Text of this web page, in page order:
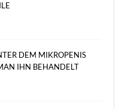
DEM MIKROPENIS
IHN BEHANDELT